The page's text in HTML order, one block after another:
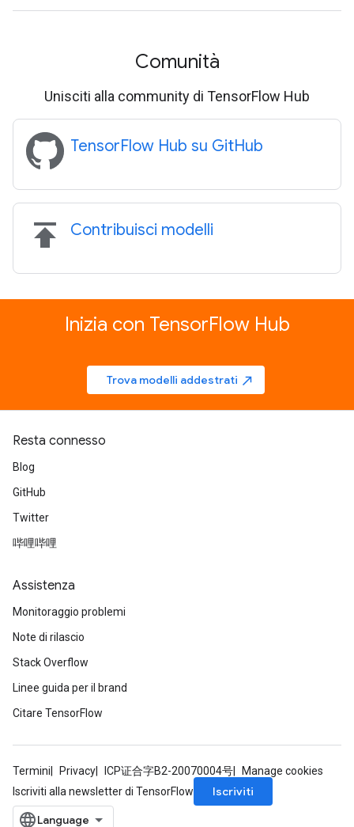
Comunità
Unisciti alla community di TensorFlow Hub
TensorFlow Hub su GitHub
publish Contribuisci modelli
Inizia con TensorFlow Hub
Trova modelli addestrati north_east
Resta connesso
Blog
GitHub
Twitter
哔哩哔哩
Assistenza
Monitoraggio problemi
Note di rilascio
Stack Overflow
Linee guida per il brand
Citare TensorFlow
Termini Privacy ICP证合字B2-20070004号
Manage cookies
Iscriviti alla newsletter di TensorFlow
Iscriviti